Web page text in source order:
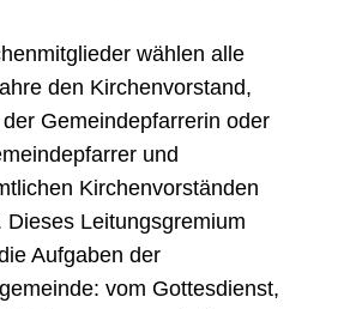
wählen alle
den Kirchenvorstand,
Gemeindepfarrerin oder
und
Kirchenvorständen
Dieses Leitungsgremium
Aufgaben der
vom Gottesdienst,